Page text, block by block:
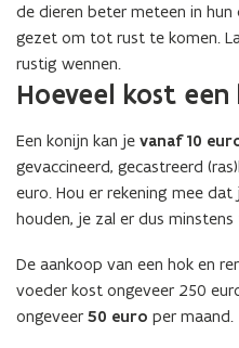
de dieren beter meteen in
gezet om tot rust te komen.
rustig wennen.
Hoeveel kost een
Een konijn kan je vanaf 10
gevaccineerd, gecastreerd
euro. Hou er rekening mee
houden, je zal er dus
De aankoop van een hok en
voeder kost ongeveer 250
ongeveer 50 euro per maand.